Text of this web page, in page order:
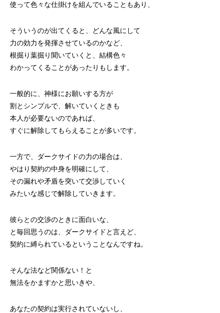
使って色々な仕掛けを組んでいることもあり、
そういうのが出てくると、どんな風にして
力の効力を発揮させているのかなど、
根掘り葉掘り聞いていくと、結構色々
わかってくることがあったりもします。
一般的に、神様にお願いする方が
割とシンプルで、解いていくときも
本人が必要ないのであれば、
すぐに解除してもらえることが多いです。
一方で、ダークサイドの力の場合は、
やはり契約の中身を明確にして、
その漏れや矛盾を突いて交渉していく
みたいな感じで解除していきます。
彼らとの交渉のときに面白いな、
と毎回思うのは、ダークサイドと言えど、
契約に縛られているということなんですね。
そんな法など関係ない！と
無法をかますかと思いきや、
あなたの契約は実行されていないし、